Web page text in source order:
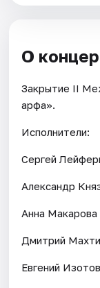
О
Закрытие II
арфа».
Исполнители:
Сергей
Александр
Анна
Дмитрий
Евгений